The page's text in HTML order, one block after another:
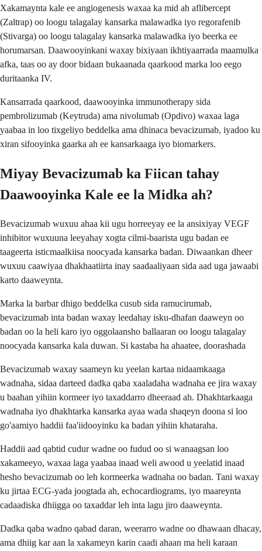
Xakamaynta kale ee angiogenesis waxaa ka mid ah aflibercept
(Zaltrap) oo loogu talagalay kansarka malawadka iyo regorafenib
(Stivarga) oo loogu talagalay kansarka malawadka iyo beerka ee
horumarsan. Daawooyinkani waxay bixiyaan ikhtiyaarrada maamulka
afka, taas oo ay door bidaan bukaanada qaarkood marka loo eego
duritaanka IV.
Kansarrada qaarkood, daawooyinka immunotherapy sida
pembrolizumab (Keytruda) ama nivolumab (Opdivo) waxaa laga
yaabaa in loo tixgeliyo beddelka ama dhinaca bevacizumab, iyadoo ku
xiran sifooyinka gaarka ah ee kansarkaaga iyo biomarkers.
Miyay Bevacizumab ka Fiican tahay
Daawooyinka Kale ee la Midka ah?
Bevacizumab wuxuu ahaa kii ugu horreeyay ee la ansixiyay VEGF
inhibitor wuxuuna leeyahay xogta cilmi-baarista ugu badan ee
taageerta isticmaalkiisa noocyada kansarka badan. Diwaankan dheer
wuxuu caawiyaa dhakhaatiirta inay saadaaliyaan sida aad uga jawaabi
karto daaweynta.
Marka la barbar dhigo beddelka cusub sida ramucirumab,
bevacizumab inta badan waxay leedahay isku-dhafan daaweyn oo
badan oo la heli karo iyo oggolaansho ballaaran oo loogu talagalay
noocyada kansarka kala duwan. Si kastaba ha ahaatee, doorashada
Bevacizumab waxay saameyn ku yeelan kartaa nidaamkaaga
wadnaha, sidaa darteed dadka qaba xaaladaha wadnaha ee jira waxay
u baahan yihiin kormeer iyo taxaddarro dheeraad ah. Dhakhtarkaaga
wadnaha iyo dhakhtarka kansarka ayaa wada shaqeyn doona si loo
go'aamiyo haddii faa'iidooyinku ka badan yihiin khataraha.
Haddii aad qabtid cudur wadne oo fudud oo si wanaagsan loo
xakameeyo, waxaa laga yaabaa inaad weli awood u yeelatid inaad
hesho bevacizumab oo leh kormeerka wadnaha oo badan. Tani waxay
ku jirtaa ECG-yada joogtada ah, echocardiograms, iyo maareynta
cadaadiska dhiigga oo taxaddar leh inta lagu jiro daaweynta.
Dadka qaba wadno qabad daran, weerarro wadne oo dhawaan dhacay,
ama dhiig kar aan la xakameyn karin caadi ahaan ma heli karaan